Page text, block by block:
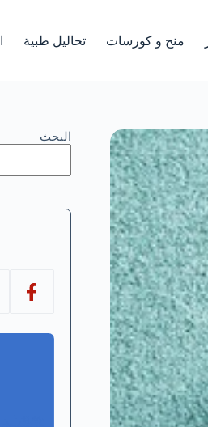
منح و كورسات تحاليل طبية
البحث